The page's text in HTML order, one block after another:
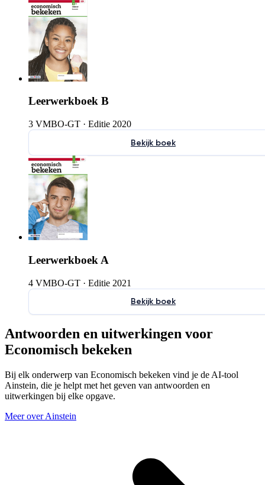
Leerwerkboek B
3 VMBO-GT · Editie 2020
Bekijk boek
Leerwerkboek A
4 VMBO-GT · Editie 2021
Bekijk boek
Antwoorden en uitwerkingen voor
Economisch bekeken
Bij elk onderwerp van Economisch bekeken vind je de AI-tool
Ainstein, die je helpt met het geven van antwoorden en
uitwerkingen bij elke opgave.
Meer over Ainstein